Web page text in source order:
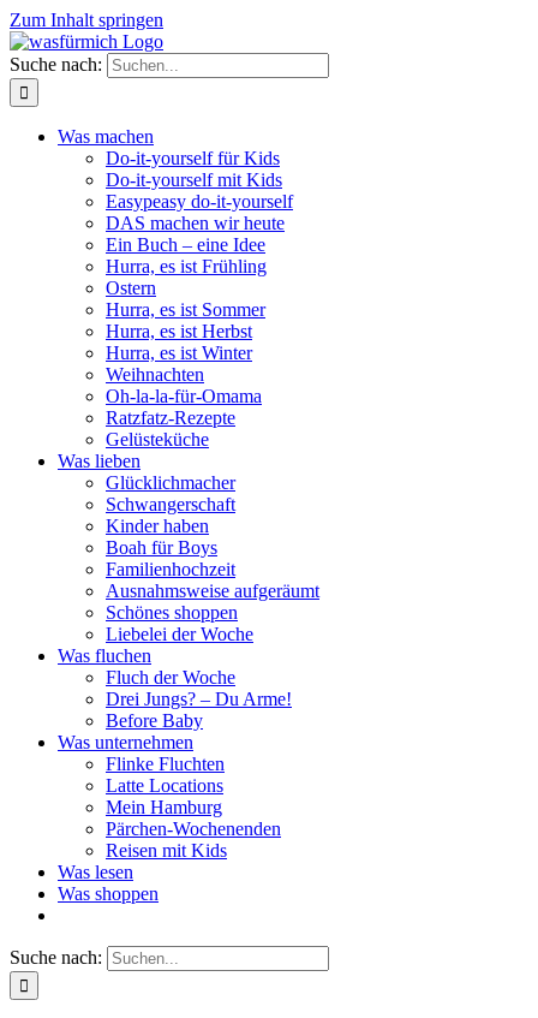
Zum Inhalt springen
Suche nach:
Was machen
Do-it-yourself für Kids
Do-it-yourself mit Kids
Easypeasy do-it-yourself
DAS machen wir heute
Ein Buch – eine Idee
Hurra, es ist Frühling
Ostern
Hurra, es ist Sommer
Hurra, es ist Herbst
Hurra, es ist Winter
Weihnachten
Oh-la-la-für-Omama
Ratzfatz-Rezepte
Gelüsteküche
Was lieben
Glücklichmacher
Schwangerschaft
Kinder haben
Boah für Boys
Familienhochzeit
Ausnahmsweise aufgeräumt
Schönes shoppen
Liebelei der Woche
Was fluchen
Fluch der Woche
Drei Jungs? – Du Arme!
Before Baby
Was unternehmen
Flinke Fluchten
Latte Locations
Mein Hamburg
Pärchen-Wochenenden
Reisen mit Kids
Was lesen
Was shoppen
Suche nach: